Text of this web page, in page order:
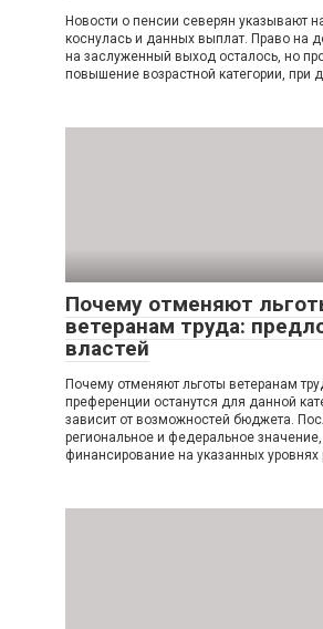
Новости о пенсии северян указывают
коснулась и данных выплат. Право на
на заслуженный выход осталось, но
повышение возрастной категории, при
Почему отменяют
ветеранам труда:
властей
Почему отменяют льготы ветеранам
преференции останутся для данной
зависит от возможностей бюджета.
региональное и федеральное значение,
финансирование на указанных уровнях